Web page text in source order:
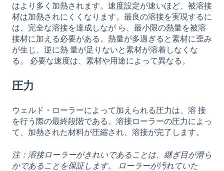
はより多く加熱されます。速度設定が速いほど、被溶接
材は加熱されにくくなります。最良の溶接を実現するに
は、完全な溶接を達成しなが ら、最小限の熱量を被溶
接材に加える必要がある。熱量が多過ぎると素材に歪み
が生じ、逆に熱 量が足りないと素材が溶着しなくな
る。 必要な速度は、素材や用途によって異なる。
圧力
ウェルド・ローラーによって加えられる圧力は、溶 接
を行う際の最終段階である。溶接ローラーの圧力によっ
て、加熱された材料が圧縮され、溶接が完了します。
注：溶接ローラーがきれいであることは、継ぎ目が滑ら
かであることを保証します。 ローラーが汚れていた